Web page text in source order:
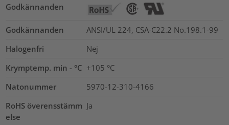
Godkännanden
Godkännanden
ANSI/UL 224, CSA-C22.2 No.198.1-99
Halogenfri
Nej
Krymptemp. min - °C +105 °C
Natonummer
5970-12-310-4166
RoHS överensstämm
else
Ja